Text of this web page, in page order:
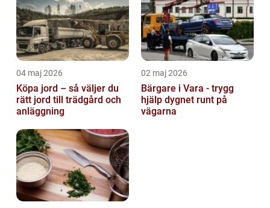
04 maj 2026
Köpa jord – så väljer du
rätt jord till trädgård och
anläggning
02 maj 2026
Bärgare i Vara - trygg
hjälp dygnet runt på
vägarna